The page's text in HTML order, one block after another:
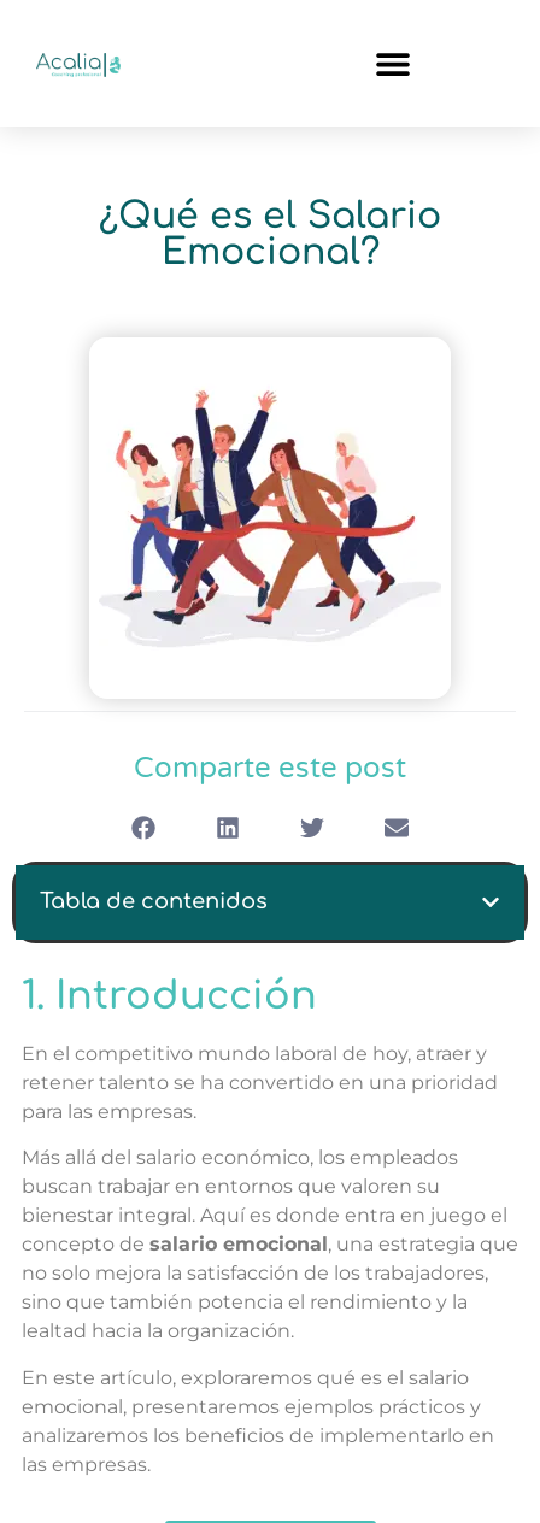
¿Qué es el Salario
Emocional?
Comparte este post
Tabla de contenidos
1. Introducción
En el competitivo mundo laboral de hoy, atraer y
retener talento se ha convertido en una prioridad
para las empresas.
Más allá del salario económico, los empleados
buscan trabajar en entornos que valoren su
bienestar integral. Aquí es donde entra en juego el
concepto de salario emocional , una estrategia que
no solo mejora la satisfacción de los trabajadores,
sino que también potencia el rendimiento y la
lealtad hacia la organización.
En este artículo, exploraremos qué es el salario
emocional, presentaremos ejemplos prácticos y
analizaremos los beneficios de implementarlo en
las empresas.